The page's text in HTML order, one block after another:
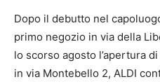
Dopo il debutto nel
primo negozio in via della
lo scorso agosto l’apertura
in via Montebello 2, ALDI